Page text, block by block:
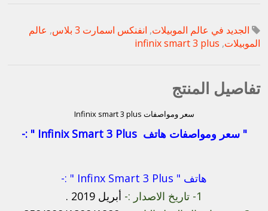
الجديد في عالم الموبيلات, انفنكس اسمارت 3 بلاس , عالم
الموبيلات,
infinix smart 3 plus
تفاصيل المنتج
سعر ومواصفات Infinix smart 3 plus
" سعر ومواصفات هاتف Infinix Smart 3 Plus " :-
هاتف " Infinx Smart 3 Plus " :-
1- تاريخ الاصدار :-
أبريل 2019 .